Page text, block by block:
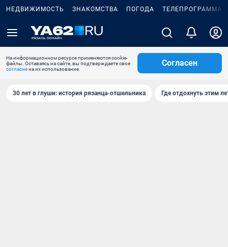
НЕДВИЖИМОСТЬ ЗНАКОМСТВА ПОГОДА ТЕЛЕПРОГРАММА
На информационном ресурсе применяются cookie-
файлы. Оставаясь на сайте, вы подтверждаете свое
согласиена их использование.
Согласен
30 лет в глуши: история рязанца-отшельника Где отдохнуть этим